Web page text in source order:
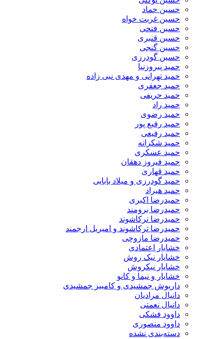
حسین حماد
حسین غربت خواه
حسین فتحی
حسین قنبری
حسین گنجی
حسین گودرزی
حمید پیروزنیا
حمید تهرانی و مهدی نبی زاده
حمید جعفری
حمید حریفی
حمید راد
حمید رضوی
حمید رفیع پور
حمید رفیعی
حمید شکرانه
حمید عسکری
حمید فیروز دهقان
حمید قهاری
حمید گودرزی و میلاد بابایی
حمید هیراد
حمیدرضا اکبری
حمیدرضا برومند
حمیدرضا ترکاشوند
حمیدرضا ترکاشوند و امیریل ارجمند
حمیدرضا مازوچی
خشایار اعتمادی
خشایار نیک روش
خشایار نیکروش
خشایار و نیما و کانو
داریوش جمشیدی و کامبیز جمشیدی
دانیال مرادیان
دانیال نعمتی
داوود فشکی
داوود منصوری
دسته‌بندی نشده